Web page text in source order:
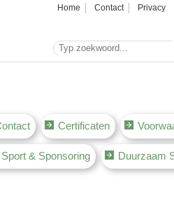
Home Contact Privacy
Certificaten
Sport & Sponsoring Duurzaam